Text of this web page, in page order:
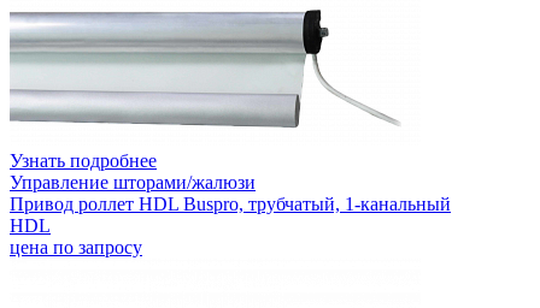
Узнать подробнее
Управление шторами/жалюзи
Привод роллет HDL Buspro, трубчатый, 1-канальный
HDL
цена по запросу